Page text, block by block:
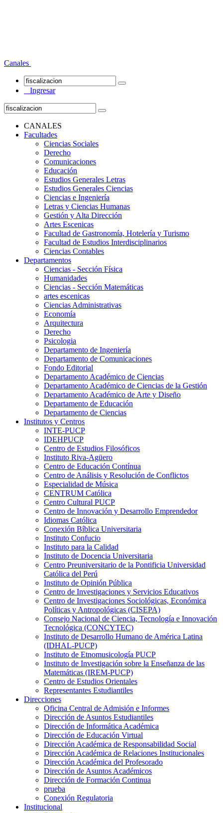
Canales
Ingresar
CANALES
Facultades
Ciencias Sociales
Derecho
Comunicaciones
Educación
Estudios Generales Letras
Estudios Generales Ciencias
Ciencias e Ingeniería
Letras y Ciencias Humanas
Gestión y Alta Dirección
Artes Escenicas
Facultad de Gastronomía, Hotelería y Turismo
Facultad de Estudios Interdisciplinarios
Ciencias Contables
Departamentos
Ciencias - Sección Física
Humanidades
Ciencias - Sección Matemáticas
artes escenicas
Ciencias Administrativas
Economía
Arquitectura
Derecho
Psicologia
Departamento de Ingeniería
Departamento de Comunicaciones
Fondo Editorial
Departamento Académico de Ciencias
Departamento Académico de Ciencias de la Gestión
Departamento Académico de Arte y Diseño
Departamento de Educación
Departamento de Ciencias
Institutos y Centros
INTE-PUCP
IDEHPUCP
Centro de Estudios Filosóficos
Instituto Riva-Agüero
Centro de Educación Contínua
Centro de Análisis y Resolución de Conflictos
Especialidad de Música
CENTRUM Católica
Centro Cultural PUCP
Centro de Innovación y Desarrollo Emprendedor
Idiomas Católica
Conexión Bíblica Universitaria
Instituto Confucio
Instituto para la Calidad
Instituto de Docencia Universitaria
Centro Preuniversitario de la Pontificia Universidad
Católica del Perú
Instituto de Opinión Pública
Centro de Investigaciones y Servicios Educativos
Centro de Investigaciones Sociológicas, Económica
Políticas y Antropológicas (CISEPA)
Consejo Nacional de Ciencia, Tecnología e Innovación
Tecnológica (CONCYTEC)
Instituto de Desarrollo Humano de América Latina
(IDHAL-PUCP)
Instituto de Etnomusicología PUCP
Instituto de Investigación sobre la Enseñanza de las
Matemáticas (IREM-PUCP)
Centro de Estudios Orientales
Representantes Estudiantiles
Direcciones
Oficina Central de Admisión e Informes
Dirección de Asuntos Estudiantiles
Dirección de Informática Académica
Dirección de Educación Virtual
Dirección Académica de Responsabilidad Social
Dirección Académica de Relaciones Institucionales
Dirección Académica del Profesorado
Dirección de Asuntos Académicos
Dirección de Formación Continua
prueba
Conexión Regulatoria
Institucional